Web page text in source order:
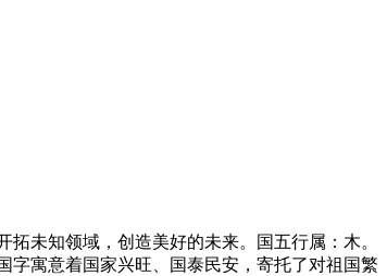
未知领域，创造美好的未来。国五行属：木。
字寓意着国家兴旺、国泰民安，寄托了对祖国繁